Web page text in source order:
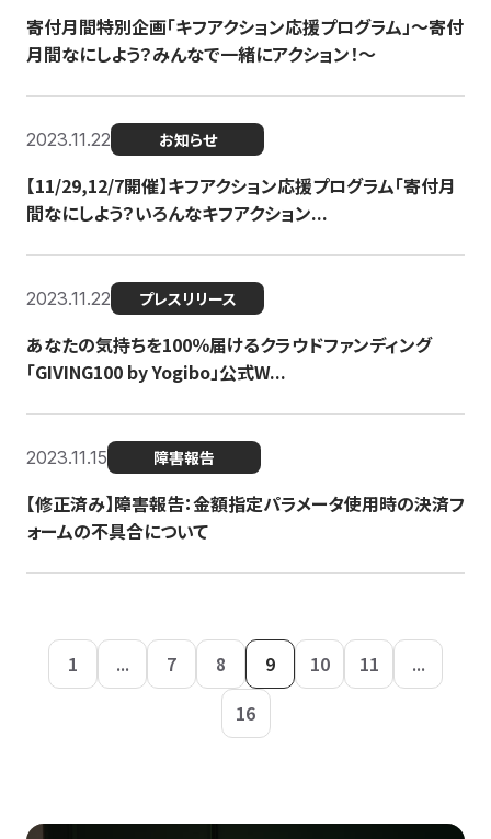
寄付月間特別企画「キフアクション応援プログラム」〜寄付
月間なにしよう？みんなで一緒にアクション！〜
2023.11.22 お知らせ
【11/29,12/7開催】キフアクション応援プログラム「寄付月
間なにしよう？いろんなキフアクション...
2023.11.22 プレスリリース
あなたの気持ちを100％届けるクラウドファンディング
「GIVING100 by Yogibo」公式W...
2023.11.15 障害報告
【修正済み】障害報告：金額指定パラメータ使用時の決済フ
ォームの不具合について
1 ... 7 8 9 10 11
...
16